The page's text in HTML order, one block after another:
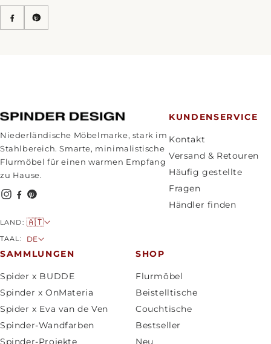
Niederländische Möbelmarke, stark im
Stahlbereich. Smarte, minimalistische
Flurmöbel für einen warmen Empfang
zu Hause.
LAND: L
a
n
/
R
e
g
🇦🇹
TAAL:
S
p
c
h
e
DE
KUNDENSERVICE
Kontakt
Versand & Retouren
Häufig gestellte
Fragen
Händler finden
SAMMLUNGEN
Spider x BUDDE
Spinder x OnMateria
Spider x Eva van de Ven
Spinder-Wandfarben
Spinder-Projekte
SHOP
Flurmöbel
Beistelltische
Couchtische
Bestseller
Neu